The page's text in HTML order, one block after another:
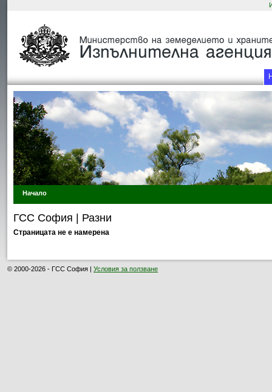
Начало
ГСС София | Разни
Страницата не е намерена
© 2000-2026 - ГСС София | Условия за ползване